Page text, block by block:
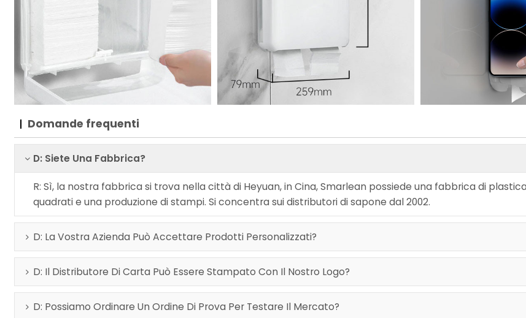
Domande frequenti
D: Siete Una Fabbrica?
R: Sì, la nostra fabbrica si trova nella città di Heyuan, in Cina, Smarlean possiede una fabbrica di
quadrati e una produzione di stampi. Si concentra sui distributori di sapone dal 2002.
D: La Vostra Azienda Può Accettare Prodotti Personalizzati?
D: Il Distributore Di Carta Può Essere Stampato Con Il Nostro Logo?
D: Possiamo Ordinare Un Ordine Di Prova Per Testare Il Mercato?